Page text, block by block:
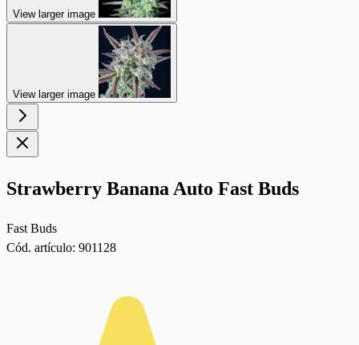
View larger image
View larger image
Strawberry Banana Auto Fast Buds
Fast Buds
Cód. artículo: 901128